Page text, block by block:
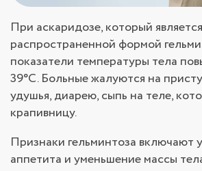
При аскаридозе, который
распространенной формой
показатели температуры тела
39°C. Больные жалуются на
удушья, диарею, сыпь на теле,
крапивницу.
Признаки гельминтоза включают
аппетита и уменьшение массы